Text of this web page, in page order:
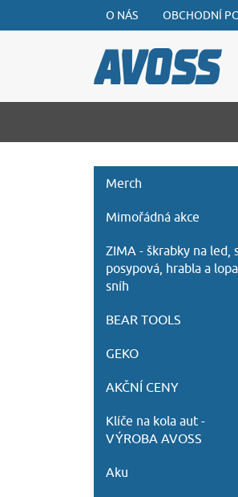
O NÁS OBCHODNÍ
Merch
Mimořádná akce
ZIMA - škrabky na led,
posypová, hrabla a
sníh
BEAR TOOLS
GEKO
AKČNÍ CENY
Klíče na kola aut -
VÝROBA AVOSS
Aku